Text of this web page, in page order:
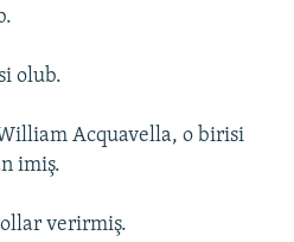
olub.
Acquavella, o birisi
imiş.
verirmiş.